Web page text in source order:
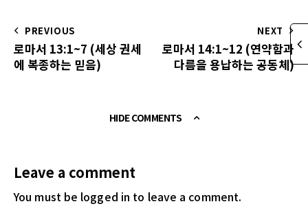
PREVIOUS
로마서 13:1~7 (세상 권세
에 복종하는 믿음)
NEXT
로마서 14:1~12 (연약함과
다름을 용납하는 공동체)
HIDE COMMENTS
Leave a comment
You must be logged in to leave a comment.